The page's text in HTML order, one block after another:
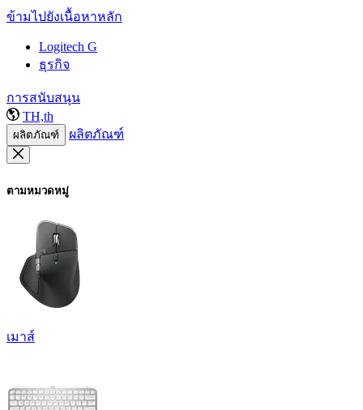
ข้ามไปยังเนื้อหาหลัก
Logitech G
ธุรกิจ
การสนับสนุน
TH,th
ผลิตภัณฑ์ ผลิตภัณฑ์
ตามหมวดหมู่
เมาส์